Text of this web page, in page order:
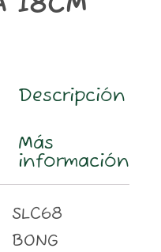
Descripción
Más
información
SLC68
BONG